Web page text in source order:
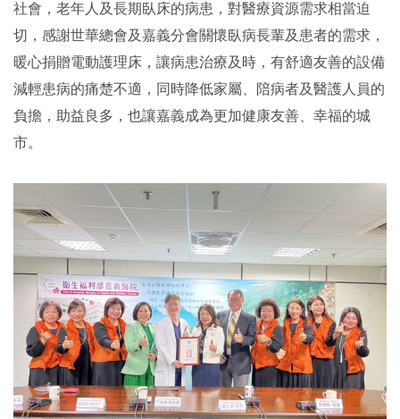
社會，老年人及長期臥床的病患，對醫療資源需求相當迫
切，感謝世華總會及嘉義分會關懷臥病長輩及患者的需求，
暖心捐贈電動護理床，讓病患治療及時，有舒適友善的設備
減輕患病的痛楚不適，同時降低家屬、陪病者及醫護人員的
負擔，助益良多，也讓嘉義成為更加健康友善、幸福的城
市。